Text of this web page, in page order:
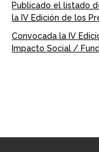
Publicado el listado
la IV Edición de los
Convocada la IV
Impacto Social /